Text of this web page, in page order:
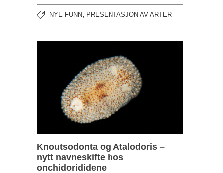
NYE FUNN, PRESENTASJON AV ARTER
Knoutsodonta og Atalodoris –
nytt navneskifte hos
onchidorididene